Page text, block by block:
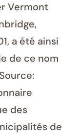
Vermont
a été ainsi
de ce nom
des
de